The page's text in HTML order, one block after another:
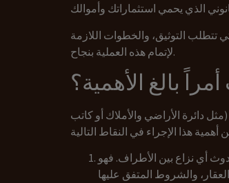
تتطلب التوثيق، والخطوات اللازمة
لإتمام هذه العملية بنجاح.
بالغ الأهمية؟
دائرة الأراضي والأملاك أو كاتب
أي نزاع بين الأطراف. فهو